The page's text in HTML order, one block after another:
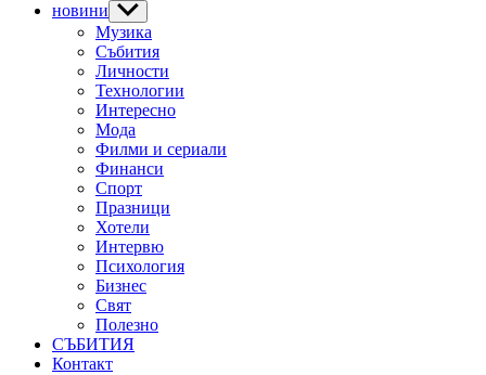
новини Show
sub
menu
Музика
Събития
Личности
Технологии
Интересно
Мода
Филми и сериали
Финанси
Спорт
Празници
Хотели
Интервю
Психология
Бизнес
Свят
Полезно
СЪБИТИЯ
Контакт